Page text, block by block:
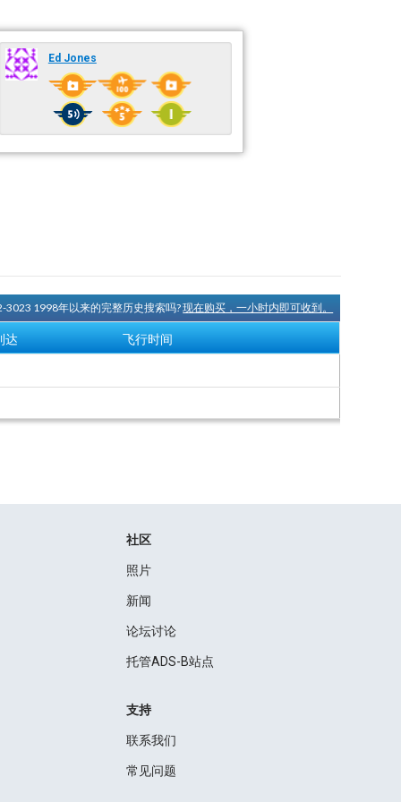
Ed Jones
3023 1998年以来的完整历史搜索吗?现在购买，一小时内即可收到。
达 飞行时间
社区
照片
新闻
论坛讨论
托管ADS-B站点
支持
联系我们
常见问题